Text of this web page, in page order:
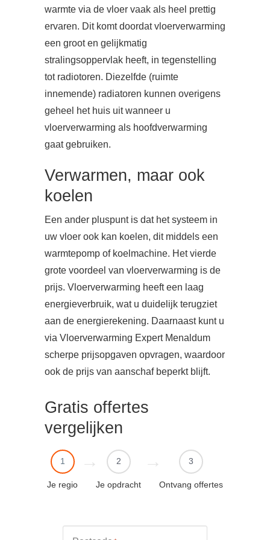
warmte via de vloer vaak als heel prettig
ervaren. Dit komt doordat vloerverwarming
een groot en gelijkmatig
stralingsoppervlak heeft, in tegenstelling
tot radiotoren. Diezelfde (ruimte
innemende) radiatoren kunnen overigens
geheel het huis uit wanneer u
vloerverwarming als hoofdverwarming
gaat gebruiken.
Verwarmen, maar ook
koelen
Een ander pluspunt is dat het systeem in
uw vloer ook kan koelen, dit middels een
warmtepomp of koelmachine. Het vierde
grote voordeel van vloerverwarming is de
prijs. Vloerverwarming heeft een laag
energieverbruik, wat u duidelijk terugziet
aan de energierekening. Daarnaast kunt u
via Vloerverwarming Expert Menaldum
scherpe prijsopgaven opvragen, waardoor
ook de prijs van aanschaf beperkt blijft.
Gratis offertes
vergelijken
1
Je regio
2
Je opdracht
3
Ontvang offertes